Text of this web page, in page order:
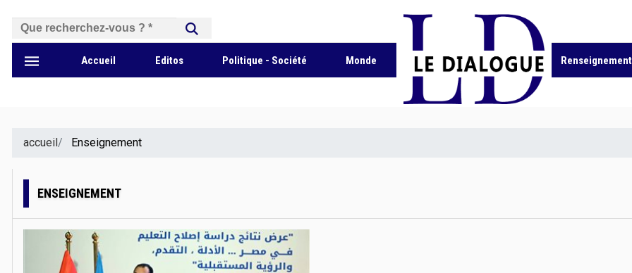
بحث
Accueil Editos Politique - Société Monde
accueil Enseignement
ENSEIGNEMENT